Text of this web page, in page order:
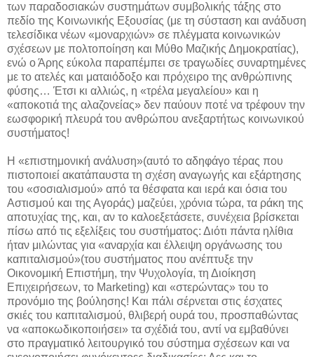
των παραδοσιακών συστημάτων συμβολικής τάξης στο
πεδίο της Κοινωνικής Εξουσίας (με τη σύσταση και ανάδυση
τελεσίδικα νέων «μοναρχιών» σε πλέγματα κοινωνικών
σχέσεων με πολτοποίηση και Μύθο Μαζικής Δημοκρατίας),
ενώ ο Άρης εύκολα παραπέμπει σε τραγωδίες συναρτημένες
με το ατελές και ματαιόδοξο και πρόχειρο της ανθρώπινης
φύσης… Έτσι κι αλλιώς, η «τρέλα μεγαλείου» και η
«αποκοτιά της αλαζονείας» δεν παύουν ποτέ να τρέφουν την
εωσφορική πλευρά του ανθρώπου ανεξαρτήτως κοινωνικού
συστήματος!
Η «επιστημονική ανάλυση»(αυτό το αδηφάγο τέρας που
πιστοποιεί ακατάπαυστα τη σχέση αναγωγής και εξάρτησης
του «σοσιαλισμού» από τα θέσφατα και ιερά και όσια του
Αστισμού και της Αγοράς) μαζεύει, χρόνια τώρα, τα ράκη της
αποτυχίας της, και, αν το καλοεξετάσετε, συνέχεια βρίσκεται
πίσω από τις εξελίξεις του συστήματος: Διότι πάντα ηλίθια
ήταν μιλώντας για «αναρχία και έλλειψη οργάνωσης του
καπιταλισμού»(του συστήματος που ανέπτυξε την
Οικονομική Επιστήμη, την Ψυχολογία, τη Διοίκηση
Επιχειρήσεων, το Marketing) και «στερώντας» του το
προνόμιο της βούλησης! Και πάλι σέρνεται στις έσχατες
σκιές του καπιταλισμού, θλιβερή ουρά του, προσπαθώντας
να «αποκωδικοποιήσει» τα σχέδιά του, αντί να εμβαθύνει
στο πραγματικό λειτουργικό του σύστημα σχέσεων και να